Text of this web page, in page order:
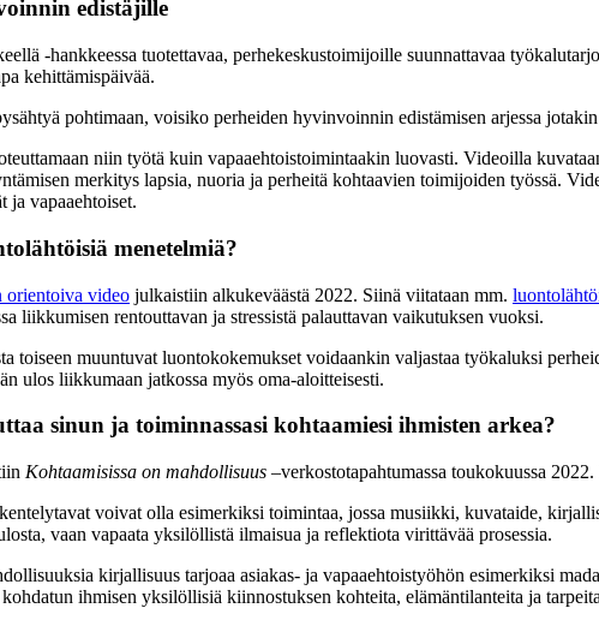
edistäjille
-hankkeessa tuotettavaa, perhekeskustoimijoille suunnattavaa
kehittämispäivää.
pohtimaan, voisiko perheiden hyvinvoinnin edistämisen arjessa
niin työtä kuin vapaaehtoistoimintaakin luovasti. Videoilla
merkitys lapsia, nuoria ja perheitä kohtaavien toimijoiden työssä.
ja vapaaehtoiset.
menetelmiä?
orientoiva video julkaistiin alkukeväästä 2022. Siinä viitataan mm.
liikkumisen rentouttavan ja stressistä palauttavan vaikutuksen vuoksi.
toiseen muuntuvat luontokokemukset voidaankin valjastaa työkaluksi
ulos liikkumaan jatkossa myös oma-aloitteisesti.
sinun ja toiminnassasi kohtaamiesi ihmisten arkea?
Kohtaamisissa on mahdollisuus –verkostotapahtumassa toukokuussa
voivat olla esimerkiksi toimintaa, jossa musiikki, kuvataide,
vaan vapaata yksilöllistä ilmaisua ja reflektiota virittävää prosessia.
kirjallisuus tarjoaa asiakas- ja vapaaehtoistyöhön esimerkiksi
ihmisen yksilöllisiä kiinnostuksen kohteita, elämäntilanteita ja